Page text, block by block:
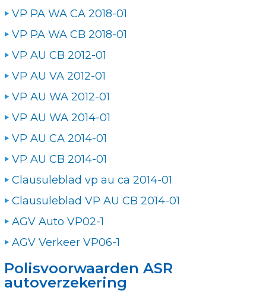
VP PA WA CA 2018-01
VP PA WA CB 2018-01
VP AU CB 2012-01
VP AU VA 2012-01
VP AU WA 2012-01
VP AU WA 2014-01
VP AU CA 2014-01
VP AU CB 2014-01
Clausuleblad vp au ca 2014-01
Clausuleblad VP AU CB 2014-01
AGV Auto VP02-1
AGV Verkeer VP06-1
Polisvoorwaarden ASR
autoverzekering